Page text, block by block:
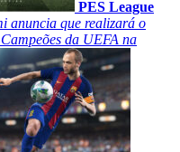
PES League
anuncia que realizará o
da UEFA na